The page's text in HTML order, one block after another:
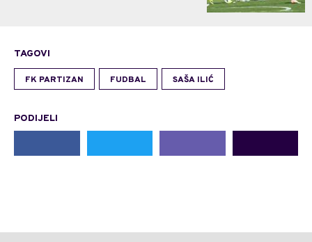
TAGOVI
FK PARTIZAN FUDBAL SAŠA ILIĆ
PODIJELI